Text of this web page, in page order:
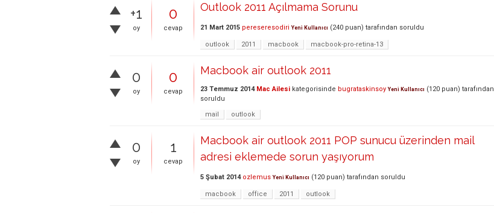
+1
oy
0
cevap
Outlook 2011 Açılmama Sorunu
21 Mart 2015 pereseresodiri Yeni Kullanıcı (240 puan) tarafından soruldu
outlook 2011 macbook macbook-pro-retina-13
0
oy
0
cevap
Macbook air outlook 2011
23 Temmuz 2014 Mac Ailesi kategorisinde bugrataskinsoy Yeni Kullanıcı (120 puan) tarafından
soruldu
mail
outlook
0
oy
1
cevap
Macbook air outlook 2011 POP sunucu üzerinden mail
adresi eklemede sorun yaşıyorum
5 Şubat 2014 ozlemus Yeni Kullanıcı (120 puan) tarafından soruldu
macbook office 2011 outlook